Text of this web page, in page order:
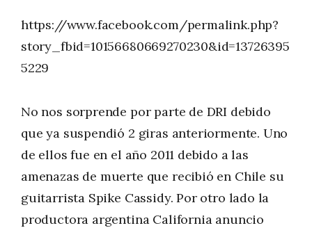
https://www.facebook.com/permalink.php?
story_fbid=10156680669270230&id=13726395
5229
No nos sorprende por parte de DRI debido
que ya suspendió 2 giras anteriormente. Uno
de ellos fue en el año 2011 debido a las
amenazas de muerte que recibió en Chile su
guitarrista Spike Cassidy. Por otro lado la
productora argentina California anuncio